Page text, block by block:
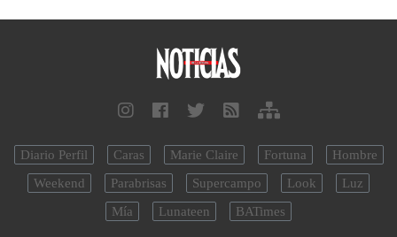
Diario Perfil Caras Marie Claire Fortuna
Hombre
Weekend
Parabrisas Supercampo Look
Luz
Mía
Lunateen BATimes